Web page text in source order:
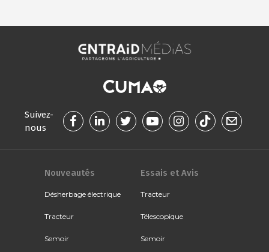
Suivez-
nous
Nouveautés
Désherbage électrique
Tracteur
Semoir
Essais et Avis
Tracteur
Télescopique
Semoir